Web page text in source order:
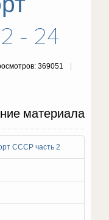
- 24
369051
материала
СССР часть 2